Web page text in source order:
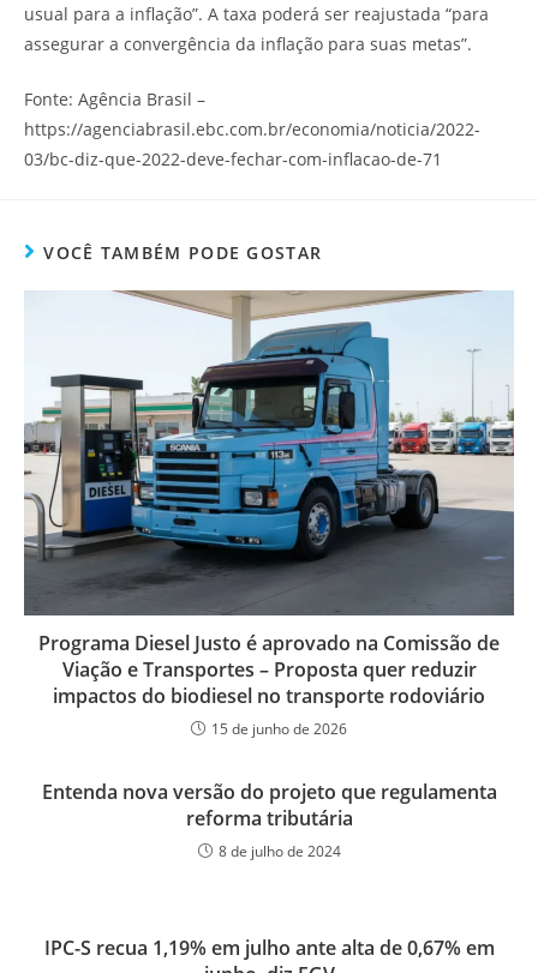
usual para a inflação”. A taxa poderá ser reajustada “para
assegurar a convergência da inflação para suas metas”.
Fonte: Agência Brasil –
https://agenciabrasil.ebc.com.br/economia/noticia/2022-
03/bc-diz-que-2022-deve-fechar-com-inflacao-de-71
VOCÊ TAMBÉM PODE GOSTAR
Programa Diesel Justo é aprovado na Comissão de
Viação e Transportes – Proposta quer reduzir
impactos do biodiesel no transporte rodoviário
15 de junho de 2026
Entenda nova versão do projeto que regulamenta
reforma tributária
8 de julho de 2024
IPC-S recua 1,19% em julho ante alta de 0,67% em